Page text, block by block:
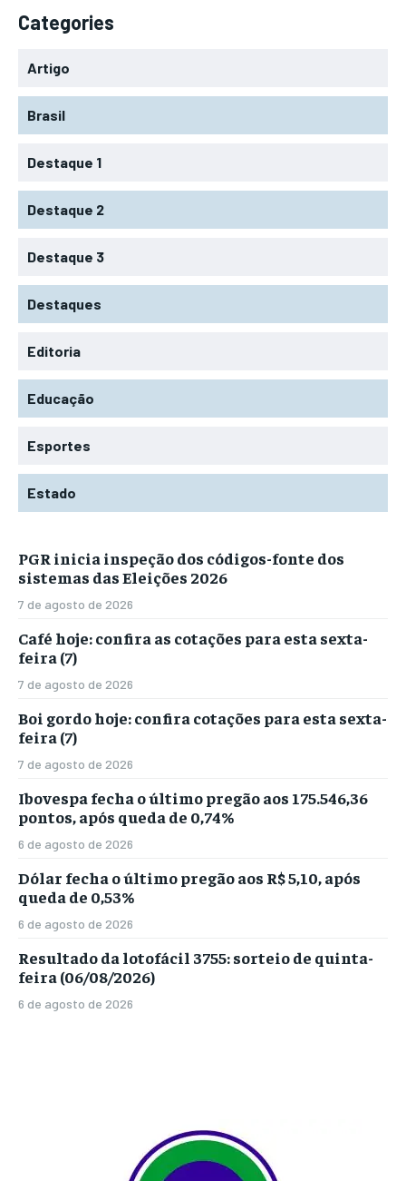
Categories
Artigo
Brasil
Destaque 1
Destaque 2
Destaque 3
Destaques
Editoria
Educação
Esportes
Estado
PGR inicia inspeção dos códigos-fonte dos
sistemas das Eleições 2026
7 de agosto de 2026
Café hoje: confira as cotações para esta sexta-
feira (7)
7 de agosto de 2026
Boi gordo hoje: confira cotações para esta sexta-
feira (7)
7 de agosto de 2026
Ibovespa fecha o último pregão aos 175.546,36
pontos, após queda de 0,74%
6 de agosto de 2026
Dólar fecha o último pregão aos R$ 5,10, após
queda de 0,53%
6 de agosto de 2026
Resultado da lotofácil 3755: sorteio de quinta-
feira (06/08/2026)
6 de agosto de 2026